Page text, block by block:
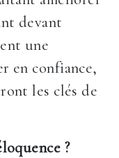
devant
une
en confiance,
les clés de
?